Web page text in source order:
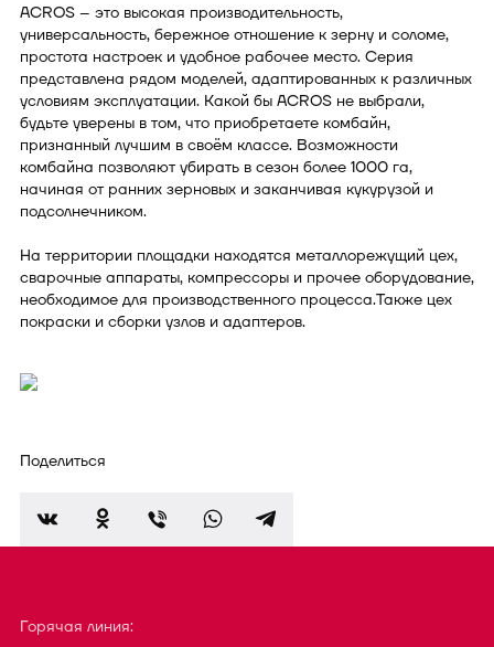
ACROS – это высокая производительность,
универсальность, бережное отношение к зерну и соломе,
простота настроек и удобное рабочее место. Серия
представлена рядом моделей, адаптированных к различных
условиям эксплуатации. Какой бы ACROS не выбрали,
будьте уверены в том, что приобретаете комбайн,
признанный лучшим в своём классе. Возможности
комбайна позволяют убирать в сезон более 1000 га,
начиная от ранних зерновых и заканчивая кукурузой и
подсолнечником.
На территории площадки находятся металлорежущий цех,
сварочные аппараты, компрессоры и прочее оборудование,
необходимое для производственного процесса.Также цех
покраски и сборки узлов и адаптеров.
Поделиться
Горячая линия: